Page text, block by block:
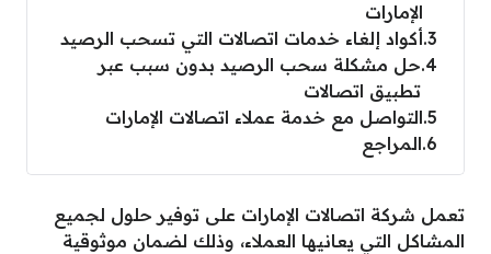
الإمارات
3 أكواد إلغاء خدمات اتصالات التي تسحب الرصيد
4 حل مشكلة سحب الرصيد بدون سبب عبر
تطبيق اتصالات
5 التواصل مع خدمة عملاء اتصالات الإمارات
6 المراجع
تعمل شركة اتصالات الإمارات على توفير حلول لجميع
المشاكل التي يعانيها العملاء، وذلك لضمان موثوقية